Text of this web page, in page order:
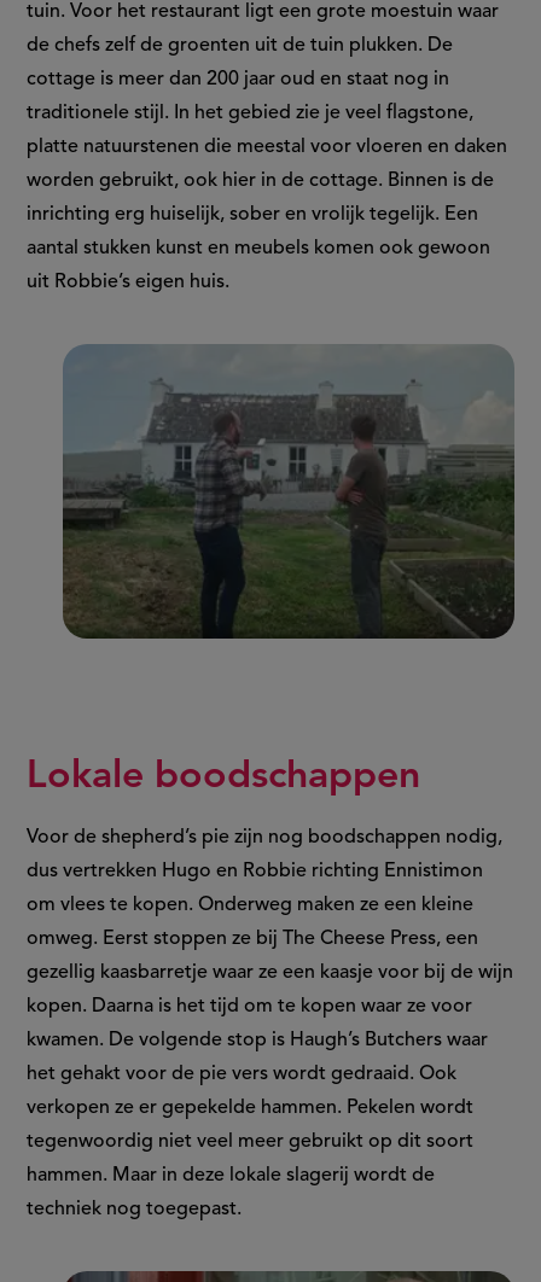
tuin. Voor het restaurant ligt een grote moestuin waar
de chefs zelf de groenten uit de tuin plukken. De
cottage is meer dan 200 jaar oud en staat nog in
traditionele stijl. In het gebied zie je veel flagstone,
platte natuurstenen die meestal voor vloeren en daken
worden gebruikt, ook hier in de cottage. Binnen is de
inrichting erg huiselijk, sober en vrolijk tegelijk. Een
aantal stukken kunst en meubels komen ook gewoon
uit Robbie’s eigen huis.
Lokale boodschappen
Voor de shepherd’s pie zijn nog boodschappen nodig,
dus vertrekken Hugo en Robbie richting Ennistimon
om vlees te kopen. Onderweg maken ze een kleine
omweg. Eerst stoppen ze bij The Cheese Press, een
gezellig kaasbarretje waar ze een kaasje voor bij de wijn
kopen. Daarna is het tijd om te kopen waar ze voor
kwamen. De volgende stop is Haugh’s Butchers waar
het gehakt voor de pie vers wordt gedraaid. Ook
verkopen ze er gepekelde hammen. Pekelen wordt
tegenwoordig niet veel meer gebruikt op dit soort
hammen. Maar in deze lokale slagerij wordt de
techniek nog toegepast.